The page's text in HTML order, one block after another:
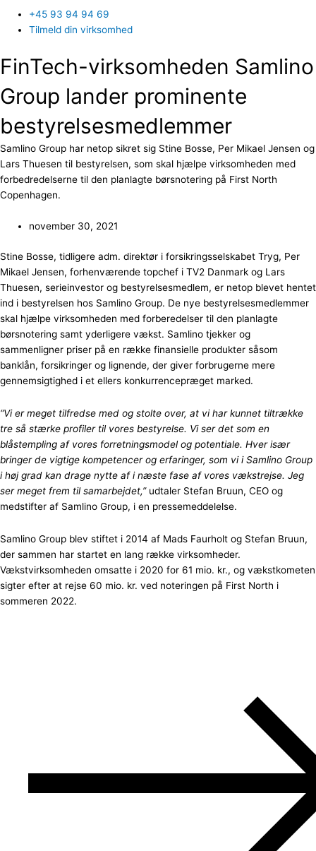
+45 93 94 94 69
Tilmeld din virksomhed
FinTech-virksomheden Samlino
Group lander prominente
bestyrelsesmedlemmer
Samlino Group har netop sikret sig Stine Bosse, Per Mikael Jensen og
Lars Thuesen til bestyrelsen, som skal hjælpe virksomheden med
forbedredelserne til den planlagte børsnotering på First North
Copenhagen.
november 30, 2021
Stine Bosse, tidligere adm. direktør i forsikringsselskabet Tryg, Per
Mikael Jensen, forhenværende topchef i TV2 Danmark og Lars
Thuesen, serieinvestor og bestyrelsesmedlem, er netop blevet hentet
ind i bestyrelsen hos Samlino Group. De nye bestyrelsesmedlemmer
skal hjælpe virksomheden med forberedelser til den planlagte
børsnotering samt yderligere vækst. Samlino tjekker og
sammenligner priser på en række finansielle produkter såsom
banklån, forsikringer og lignende, der giver forbrugerne mere
gennemsigtighed i et ellers konkurrencepræget marked.
“Vi er meget tilfredse med og stolte over, at vi har kunnet tiltrække
tre så stærke profiler til vores bestyrelse. Vi ser det som en
blåstempling af vores forretningsmodel og potentiale. Hver især
bringer de vigtige kompetencer og erfaringer, som vi i Samlino Group
i høj grad kan drage nytte af i næste fase af vores vækstrejse. Jeg
ser meget frem til samarbejdet,” udtaler Stefan Bruun, CEO og
medstifter af Samlino Group, i en pressemeddelelse.
Samlino Group blev stiftet i 2014 af Mads Faurholt og Stefan Bruun,
der sammen har startet en lang række virksomheder.
Vækstvirksomheden omsatte i 2020 for 61 mio. kr., og vækstkometen
sigter efter at rejse 60 mio. kr. ved noteringen på First North i
sommeren 2022.